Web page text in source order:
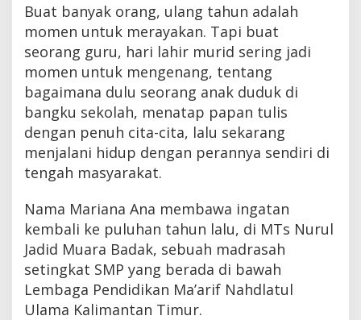
Buat banyak orang, ulang tahun adalah
momen untuk merayakan. Tapi buat
seorang guru, hari lahir murid sering jadi
momen untuk mengenang, tentang
bagaimana dulu seorang anak duduk di
bangku sekolah, menatap papan tulis
dengan penuh cita-cita, lalu sekarang
menjalani hidup dengan perannya sendiri di
tengah masyarakat.
Nama Mariana Ana membawa ingatan
kembali ke puluhan tahun lalu, di MTs Nurul
Jadid Muara Badak, sebuah madrasah
setingkat SMP yang berada di bawah
Lembaga Pendidikan Ma’arif Nahdlatul
Ulama Kalimantan Timur.